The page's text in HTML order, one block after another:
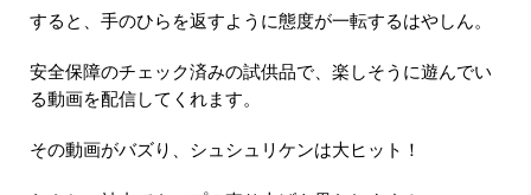
すると、手のひらを返すように態度が一転するはやしん。
安全保障のチェック済みの試供品で、楽しそうに遊んでい
る動画を配信してくれます。
その動画がバズり、シュシュリケンは大ヒット！